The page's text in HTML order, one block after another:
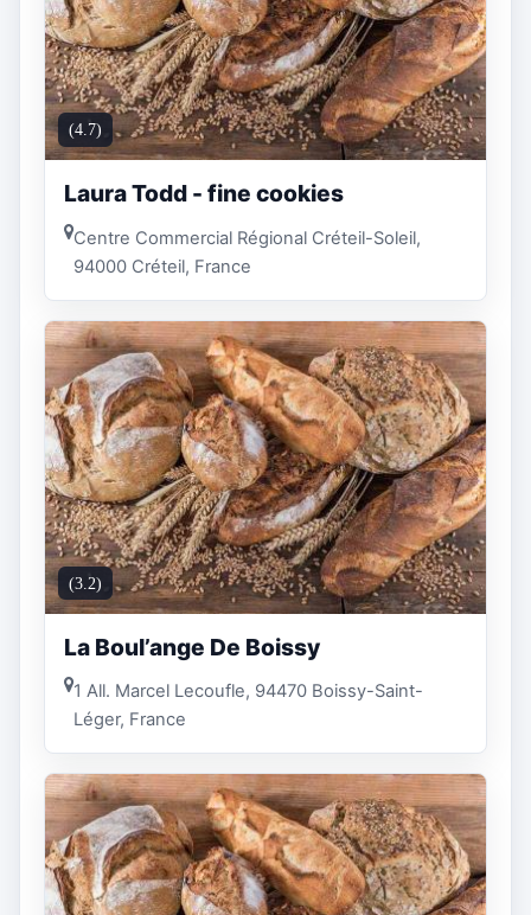
(4.7)
Laura Todd - fine cookies
Centre Commercial Régional Créteil-Soleil,
94000 Créteil, France
(3.2)
La Boul’ange De Boissy
1 All. Marcel Lecoufle, 94470 Boissy-Saint-
Léger, France